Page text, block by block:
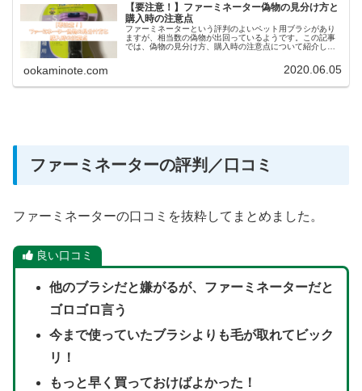
【要注意！】ファーミネーター偽物の見分け方と
購入時の注意点
ファーミネーターという評判のよいペット用ブラシがあり
ますが、相当数の偽物が出回っているようです。この記事
では、偽物の見分け方、購入時の注意点について紹介して
ookaminote.com 2020.06.05
ファーミネーターの評判／口コミ
ファーミネーターの口コミを抜粋してまとめました。
良い口コミ
他のブラシだと嫌がるが、ファーミネーターだと
ゴロゴロ言う
今まで使っていたブラシよりも毛が取れてビック
リ！
もっと早く買っておけばよかった！